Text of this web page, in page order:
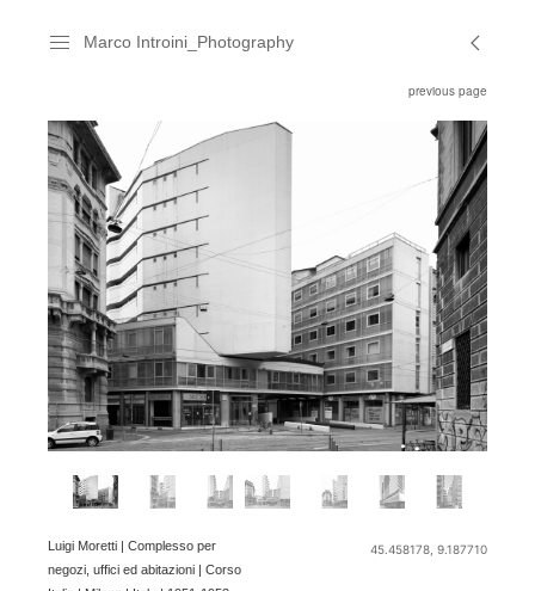
Marco Introini_Photography
previous page
Luigi Moretti | Complesso per
negozi, uffici ed abitazioni | Corso
45.458178, 9.187710